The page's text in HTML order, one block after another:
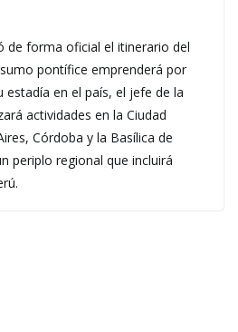
de forma oficial el itinerario del
pontífice emprenderá por
estadía en el país, el jefe de la
actividades en la Ciudad
Córdoba y la Basílica de
periplo regional que incluirá